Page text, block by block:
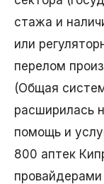
стажа и
или
перелом
(Общая
расширилась
помощь и
800 аптек
провайдерами